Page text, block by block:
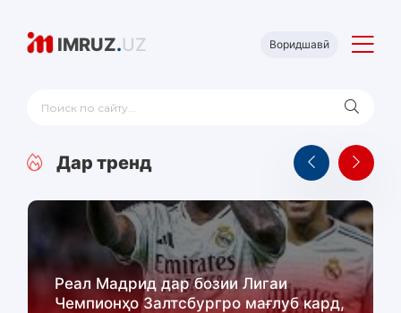
IMRUZ.UZ Воридшавӣ
Дар тренд
Реал Мадрид дар бозии Лигаи
Чемпионҳо Залтсбургро мағлуб кард,